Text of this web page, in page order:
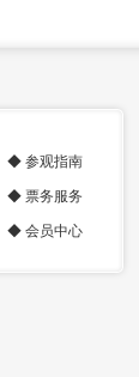
参观指南
票务服务
会员中心